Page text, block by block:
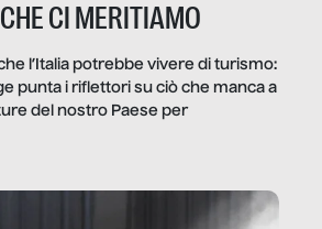
CI MERITIAMO
l’Italia potrebbe vivere di turismo:
punta i riflettori su ciò che manca a
del nostro Paese per